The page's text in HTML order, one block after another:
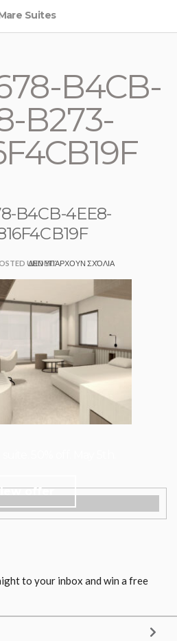
Suites
B4CB-
B273-
B4CB-4EE8-
UNDER:
ΔΕΝ ΥΠΆΡΧΟΥΝ ΣΧΌΛΙΑ
offer
to your inbox and win a free